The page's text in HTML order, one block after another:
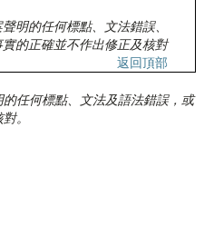
明的任何標點、文法錯誤、
的正確並不作出修正及核對
返回頂部
任何標點、文法及語法錯誤，或
。